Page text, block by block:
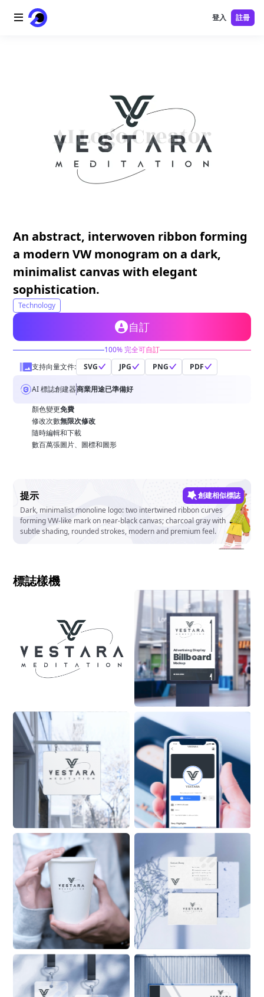
免費工具
登入 註冊
An abstract, interwoven ribbon forming
a modern VW monogram on a dark,
minimalist canvas with elegant
sophistication.
Technology
自訂
100% 完全可自訂
支持向量文件:
SVG JPG PNG PDF
AI 標誌創建器商業用途已準備好
顏色變更免費
修改次數無限次修改
隨時編輯和下載
數百萬張圖片、圖標和圖形
提示
創建相似標誌
Dark, minimalist monoline logo: two intertwined ribbon curves
forming VW-like mark on near-black canvas; charcoal gray with
subtle shading, rounded strokes, modern and premium feel.
標誌樣機
Advertising Display
Billboard
Mockup
ON BUILDING
Stroy Highlights
9:41
VESTARA
VESTARA
New playground. Same kid.
2.3M Followers
Actor
See VESTARA ’s About Info
Follow
Sansan Zhang
Position
555 6999
ZhangSan@Alaskanoil.com
Alaska Oil and Energy Corp.
Lane 88, Happiness &
Prosperity Community,
Prosperous Business Street
Alaskanoil.com